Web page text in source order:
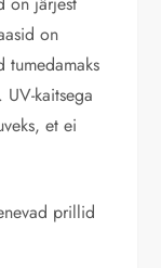
on
tumedamaks
UV-kaitsega
et ei
prillid